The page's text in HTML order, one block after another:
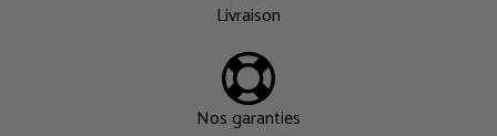
Livraison
Nos garanties